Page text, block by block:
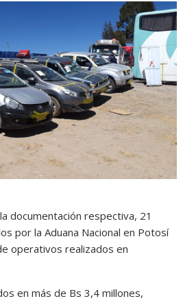
documentación respectiva, 21
por la Aduana Nacional en Potosí
operativos realizados en
en más de Bs 3,4 millones,